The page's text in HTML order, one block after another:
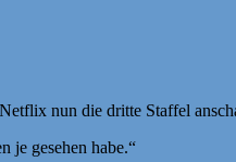
nun die dritte Staffel
je gesehen habe.“